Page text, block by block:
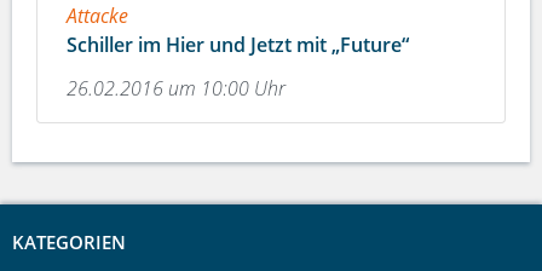
Attacke
Schiller im Hier und Jetzt mit „Future“
26.02.2016 um 10:00 Uhr
KATEGORIEN